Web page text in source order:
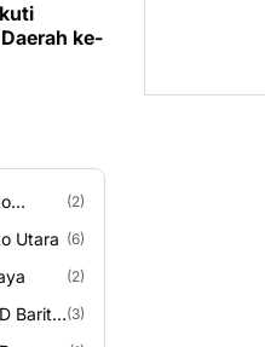
ke-
(2)
Utara (6)
(2)
Barito (3)